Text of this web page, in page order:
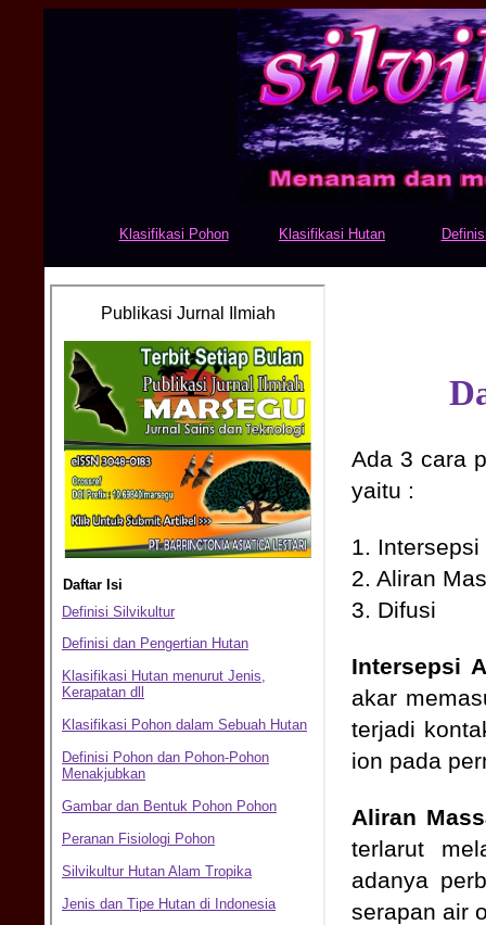
Klasifikasi Pohon Klasifikasi Hutan
Ada 3 cara
yaitu :
1.
2. Aliran
3. Difusi
Intersepsi
akar
terjadi
ion pada
Aliran
terlarut
adanya
serapan air